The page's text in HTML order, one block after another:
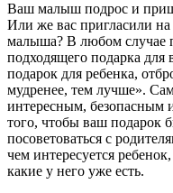
Ваш малыш подрос и
Или же вас пригласили
малыша? В любом случае
подходящего подарка
подарок для ребенка,
мудренее, тем лучше».
интересным, безопасным
того, чтобы ваш подарок
посоветоваться с
чем интересуется
какие у него уже есть.